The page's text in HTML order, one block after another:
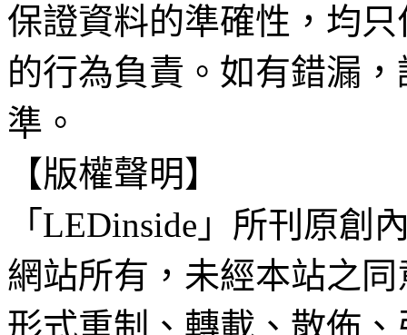
保證資料的準確性，均
的行為負責。如有錯漏
準。
【版權聲明】
「LEDinside」所刊原創
網站所有，未經本站之
形式重制、轉載、散佈